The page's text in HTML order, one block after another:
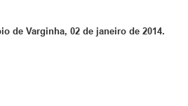
de Varginha, 02 de janeiro de 2014.